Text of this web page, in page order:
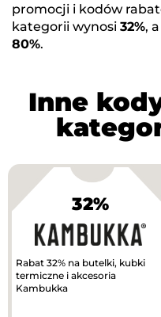
promocji i kodów
kategorii wynosi 32%,
80%.
Inne
32%
Rabat 32% na butelki, kubki
termiczne i akcesoria
Kambukka